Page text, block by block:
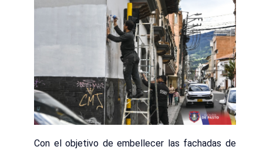
Con el objetivo de embellecer las fachadas de